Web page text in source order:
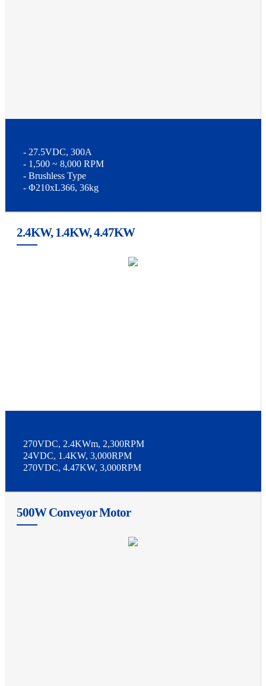
- 27.5VDC, 300A
- 1,500 ~ 8,000 RPM
- Brushless Type
- Φ210xL366, 36kg
2.4KW, 1.4KW, 4.47KW
270VDC, 2.4KWm, 2,300RPM
24VDC, 1.4KW, 3,000RPM
270VDC, 4.47KW, 3,000RPM
500W Conveyor Motor